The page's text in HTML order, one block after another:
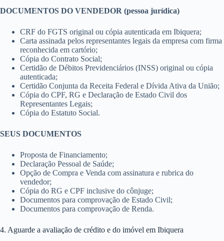
DOCUMENTOS DO VENDEDOR (pessoa jurídica)
CRF do FGTS original ou cópia autenticada em Ibiquera;
Carta assinada pelos representantes legais da empresa com firma
reconhecida em cartório;
Cópia do Contrato Social;
Certidão de Débitos Previdenciários (INSS) original ou cópia
autenticada;
Certidão Conjunta da Receita Federal e Dívida Ativa da União;
Cópia do CPF, RG e Declaração de Estado Civil dos
Representantes Legais;
Cópia do Estatuto Social.
SEUS DOCUMENTOS
Proposta de Financiamento;
Declaração Pessoal de Saúde;
Opção de Compra e Venda com assinatura e rubrica do
vendedor;
Cópia do RG e CPF inclusive do cônjuge;
Documentos para comprovação de Estado Civil;
Documentos para comprovação de Renda.
4. Aguarde a avaliação de crédito e do imóvel em Ibiquera